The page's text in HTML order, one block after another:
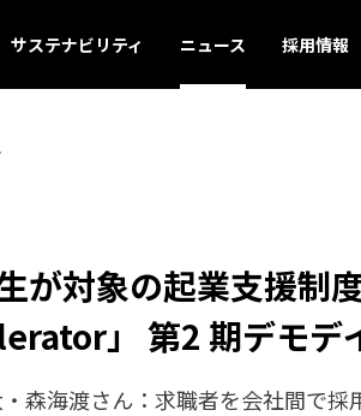
サステナビリティ ニュース 採用情報
が対象の起業支援制
」 第2 期デモデ
森海渡さん：求職者を会社間で採